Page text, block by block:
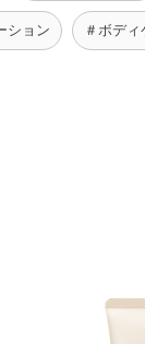
ション ＃ボデ